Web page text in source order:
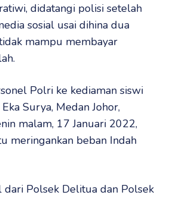
didatangi polisi setelah
sosial usai dihina dua
mampu membayar
Polri ke kediaman siswi
Surya, Medan Johor,
malam, 17 Januari 2022,
meringankan beban Indah
dari Polsek Delitua dan Polsek